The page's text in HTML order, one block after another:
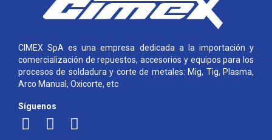
CIMEX SpA es una empresa dedicada a la importación y
comercialización de repuestos, accesorios y equipos para los
procesos de soldadura y corte de metales: Mig, Tig, Plasma,
Arco Manual, Oxicorte, etc
Síguenos